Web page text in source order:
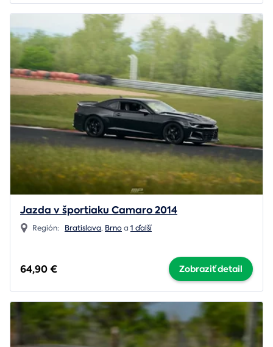
Jazda v športiaku Camaro 2014
Región: Bratislava, Brnoa 1 ďalší
64,90 € Zobraziť detail